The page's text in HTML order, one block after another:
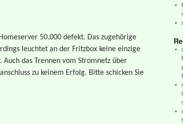
50.000 defekt. Das zugehörige
leuchtet an der Fritzbox keine einzige
Auch das Trennen vom Stromnetz über
zu keinem Erfolg. Bitte schicken Sie